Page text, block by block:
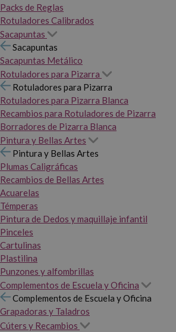
Packs de Reglas
Rotuladores Calibrados
Sacapuntas
Sacapuntas
Sacapuntas Metálico
Rotuladores para Pizarra
Rotuladores para Pizarra
Rotuladores para Pizarra Blanca
Recambios para Rotuladores de Pizarra
Borradores de Pizarra Blanca
Pintura y Bellas Artes
Pintura y Bellas Artes
Plumas Caligráficas
Recambios de Bellas Artes
Acuarelas
Témperas
Pintura de Dedos y maquillaje infantil
Pinceles
Cartulinas
Plastilina
Punzones y alfombrillas
Complementos de Escuela y Oficina
Complementos de Escuela y Oficina
Grapadoras y Taladros
Cúters y Recambios